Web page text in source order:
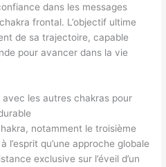
dans les messages
frontal. L’objectif ultime
de sa trajectoire, capable
pour avancer dans la vie
les autres chakras pour
notamment le troisième
qu’une approche globale
exclusive sur l’éveil d’un